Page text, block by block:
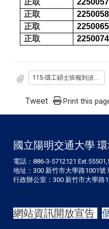
正取
2250057
正取
2250058
正取
2250065
正取
2250074
115-環工碩士班報到須知-正取直接錄取.pdf
Tweet Print this
國立陽明交通大學
電話：886-3-5712121
地址：300 新竹市大學路1001號
行政辦公室：300 新竹市大學路
網站資訊開放宣告